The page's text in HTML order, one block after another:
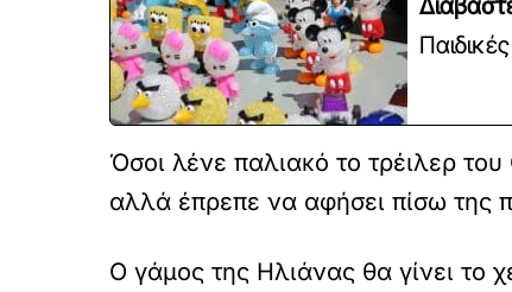
Όσοι λένε παλιακό το τρέιλερ
αλλά έπρεπε να αφήσει πίσω της
Ο γάμος της Ηλιάνας θα γίνει το